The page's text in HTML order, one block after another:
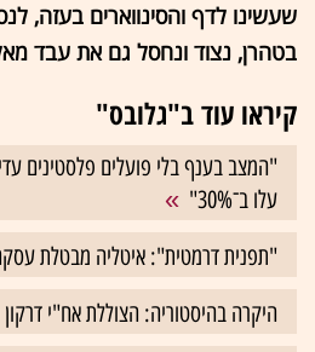
שעשינו לדף והסינווארים בעזה,
בטהרן, נצוד ונחסל גם את עבד
קיראו עוד ב"גלובס"
"המצב בענף בלי פועלים פלסטינים
עלו ב־30%"
"תפנית דרמטית": איטליה מבטלת
היקרה בהיסטוריה: הצוללת אח"י